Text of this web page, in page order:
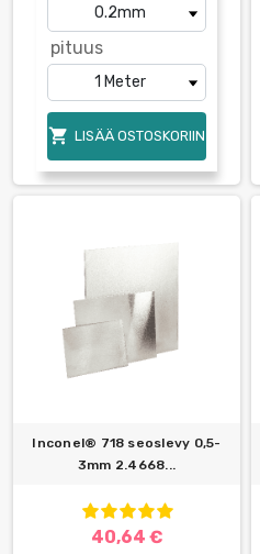
pituus
 LISÄÄ OSTOSKORIIN
Inconel® 718 seoslevy 0,5-
3mm 2.4668...
40,64 €